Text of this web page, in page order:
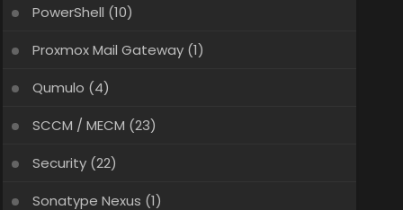
PowerShell (10)
Proxmox Mail Gateway(1)
Qumulo (4)
SCCM / MECM (23)
Security(22)
Sonatype Nexus (1)